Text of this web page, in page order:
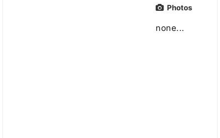
Photos
none...